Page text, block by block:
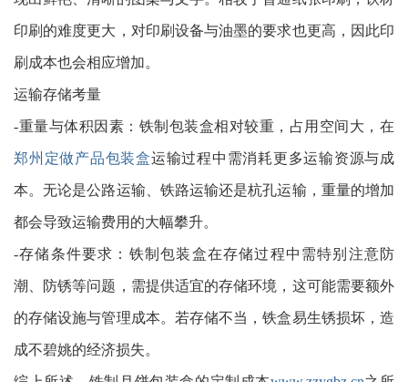
印刷的难度更大，对印刷设备与油墨的要求也更高，因此印
刷成本也会相应增加。
运输存储考量
-重量与体积因素：铁制包装盒相对较重，占用空间大，在
郑州定做产品包装盒运输过程中需消耗更多运输资源与成
本。无论是公路运输、铁路运输还是杭孔运输，重量的增加
都会导致运输费用的大幅攀升。
-存储条件要求：铁制包装盒在存储过程中需特别注意防
潮、防锈等问题，需提供适宜的存储环境，这可能需要额外
的存储设施与管理成本。若存储不当，铁盒易生锈损坏，造
成不碧姚的经济损失。